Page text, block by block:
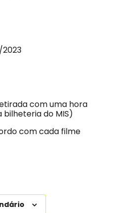
com uma hora
do MIS)
com cada filme